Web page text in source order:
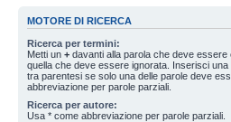
MOTORE DI RICERCA
Ricerca per termini:
Metti un + davanti alla parola che deve essere
quella che deve essere ignorata. Inserisci
tra parentesi se solo una delle parole deve
abbreviazione per parole parziali.
Ricerca per autore:
Usa * come abbreviazione per parole parziali.